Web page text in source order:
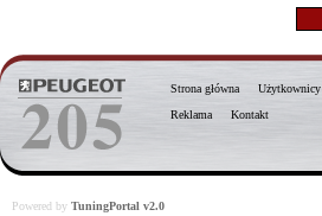
Strona główna Użytkownicy
Reklama
Kontakt
Powered by TuningPortal v2.0